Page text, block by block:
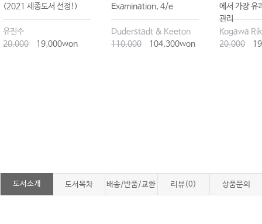
(2021 세종도서 선정!)
유진수
20,000
19,000won
Examination, 4/e
Duderstadt & Keeton
110,000
104,300won
에서 가장 유
관리
20,000
도서소개 도서목차 배송/반품/교환 리뷰(0) 상품문의